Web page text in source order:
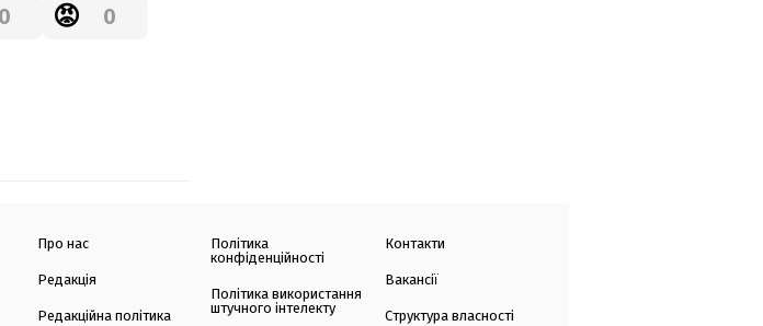
0 😡 0
Про нас
Редакція
Редакційна політика
Політика
конфіденційності
Політика використання
штучного інтелекту
Контакти
Вакансії
Структура власності